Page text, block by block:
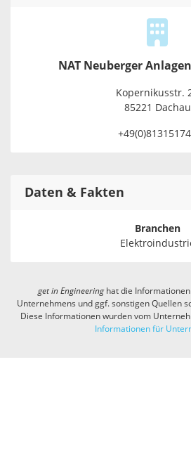
NAT Neuberger
Kopernikusstr.
85221 Dachau
Daten & Fakten
Branchen
get in Engineeringhat die Informationen
Unternehmens und ggf. sonstigen Quellen
Diese Informationen wurden vom
Informationen für